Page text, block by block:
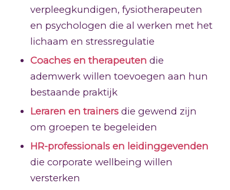
verpleegkundigen, fysiotherapeuten
en psychologen die al werken met het
lichaam en stressregulatie
Coaches en therapeuten die
ademwerk willen toevoegen aan hun
bestaande praktijk
Leraren en trainersdie gewend zijn
om groepen te begeleiden
HR-professionals en leidinggevenden
die corporate wellbeing willen
versterken